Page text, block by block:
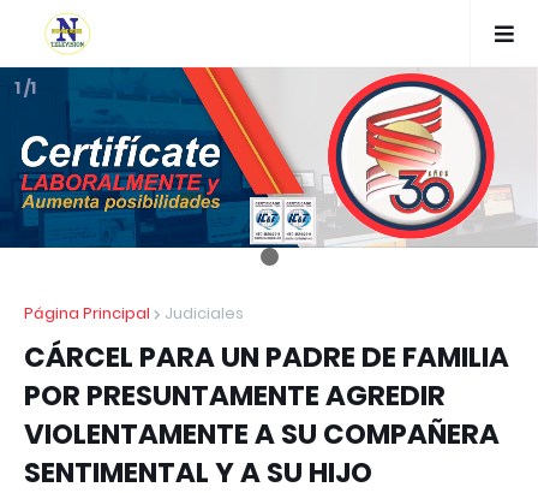
1 /1
Página Principal Judiciales
CÁRCEL PARA UN PADRE DE FAMILIA
POR PRESUNTAMENTE AGREDIR
VIOLENTAMENTE A SU COMPAÑERA
SENTIMENTAL Y A SU HIJO